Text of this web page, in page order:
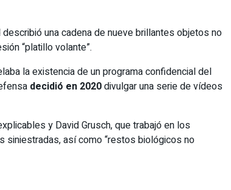
una cadena de nueve brillantes objetos no
“platillo volante”.
la existencia de un programa confidencial del
decidió en 2020divulgar una serie de vídeos
y David Grusch, que trabajó en los
siniestradas, así como “restos biológicos no